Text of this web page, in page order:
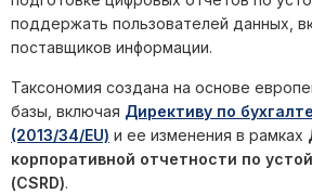
поддержать пользователей данных,
поставщиков информации.
Таксономия создана на основе
базы, включая Директиву по
(2013/34/EU) и ее изменения в рамках
корпоративной отчетности по
(CSRD).